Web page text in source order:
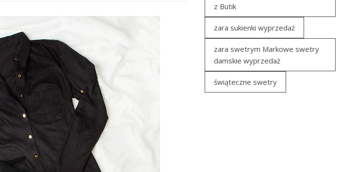
z Butik
zara sukienki wyprzedaż
zara swetrym Markowe swetry
damskie wyprzedaż
świąteczne swetry